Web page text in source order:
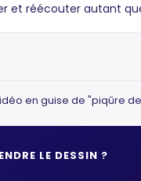
et réécouter autant
en guise de "piqûre
LE DESSIN ?